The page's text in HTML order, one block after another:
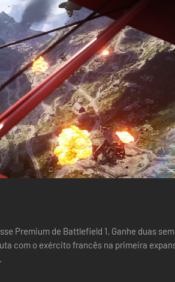
Premium de Battlefield 1. Ganhe duas
com o exército francês na primeira